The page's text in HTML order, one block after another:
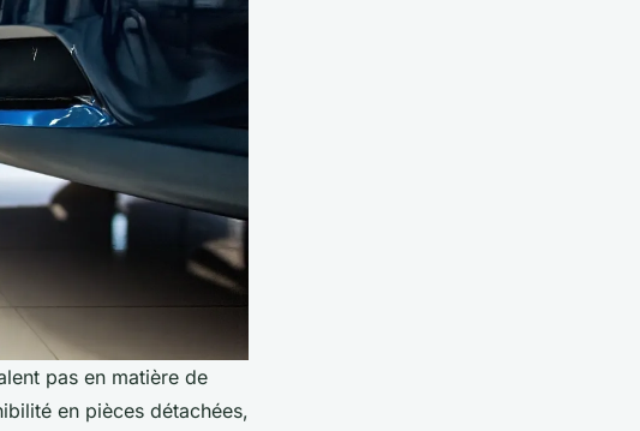
pas en matière de
en pièces détachées,